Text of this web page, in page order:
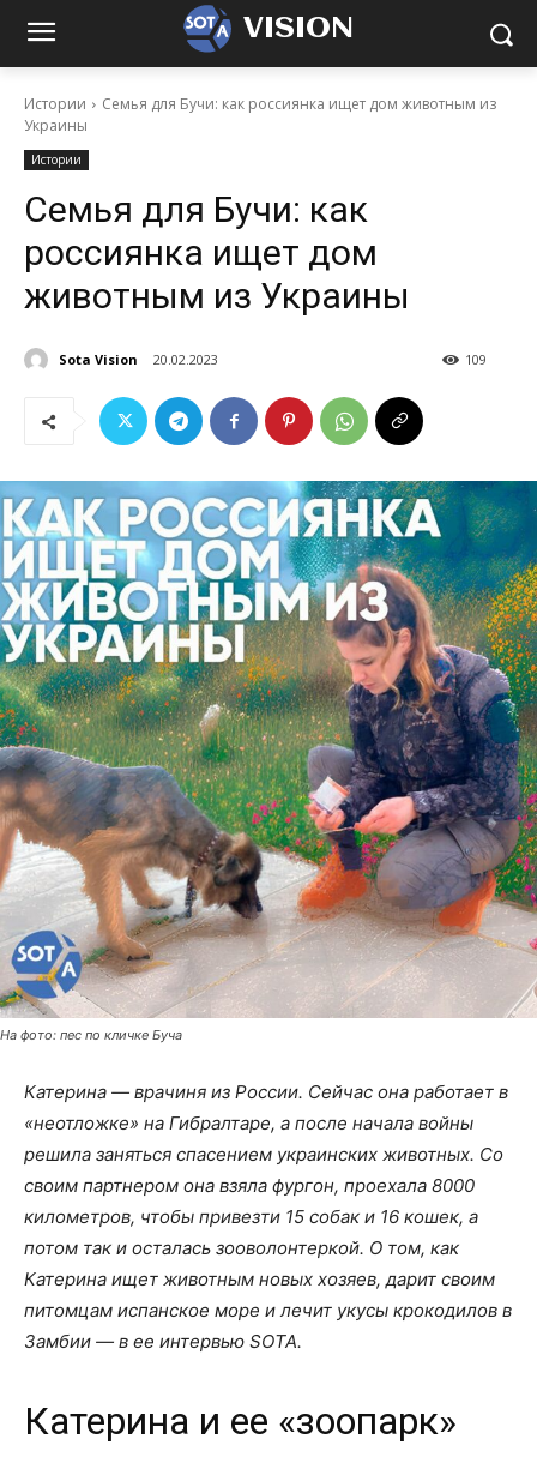
VISION
Истории
Семья для Бучи: как россиянка ищет дом животным из
Украины
Истории
Семья для Бучи: как
россиянка ищет дом
животным из Украины
Sota Vision 20.02.2023 109
На фото: пес по кличке Буча
Катерина — врачиня из России. Сейчас она работает в
«неотложке» на Гибралтаре, а после начала войны
решила заняться спасением украинских животных. Со
своим партнером она взяла фургон, проехала 8000
километров, чтобы привезти 15 собак и 16 кошек, а
потом так и осталась зооволонтеркой. О том, как
Катерина ищет животным новых хозяев, дарит своим
питомцам испанское море и лечит укусы крокодилов в
Замбии — в ее интервью SOTA.
Катерина и ее «зоопарк»